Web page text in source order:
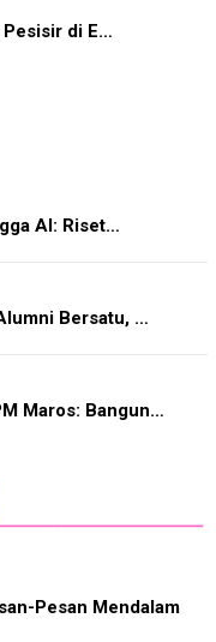
Pesisir di E…
AI: Riset…
Bersatu, …
Maros: Bangun…
Pesan Mendalam